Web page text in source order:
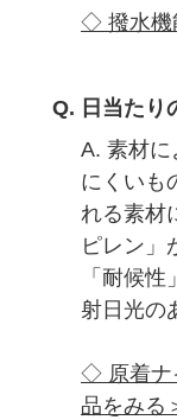
◇ 撥水機
Q. 日当たり
A. 素材に
にくいも
れる素材
ピレン」
「耐候
射日光の
◇ 原着ナ
品をみる